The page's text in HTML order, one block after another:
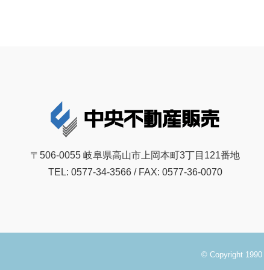
〒506-0055 岐阜県高山市上岡本町3丁目121番地
TEL: 0577-34-3566 / FAX: 0577-36-0070
© Copyright 1990